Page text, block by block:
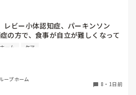
レビー小体認知症、パーキンソン
の方で、食事が自立が難しくなって
ぎりにして、ご自分で手づかみで食
ーンを使っても難しい時がありま
同様、手づかみでたべてもらってる
しい時は、職員が介助しています。ご
ーム ケア
ープホーム
8 ・ 1日前